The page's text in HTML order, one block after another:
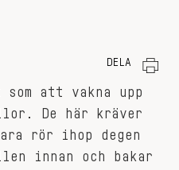
DELA
att vakna upp
De här kräver
rör ihop degen
innan och bakar